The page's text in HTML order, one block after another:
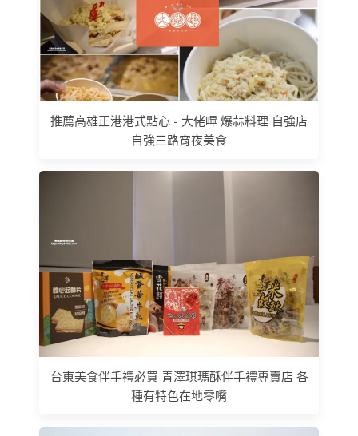
推薦高雄正港港式點心 - 大佬嗶 爆蒜料理 自強店
自強三路宵夜美食
台東美食伴手禮必買 青澤琪瑪酥伴手禮專賣店 各
種有特色在地零嘴